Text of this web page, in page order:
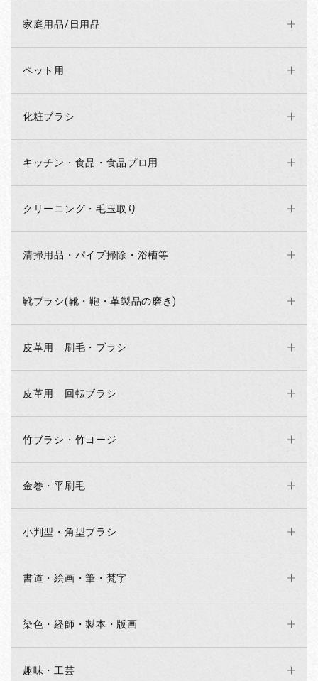
家庭用品/日用品
ペット用
化粧ブラシ
キッチン・食品・食品プロ用
クリーニング・毛玉取り
清掃用品・パイプ掃除・浴槽等
靴ブラシ(靴・鞄・革製品の磨き)
皮革用 刷毛・ブラシ
皮革用 回転ブラシ
竹ブラシ・竹ヨージ
金巻・平刷毛
小判型・角型ブラシ
書道・絵画・筆・梵字
染色・経師・製本・版画
趣味・工芸